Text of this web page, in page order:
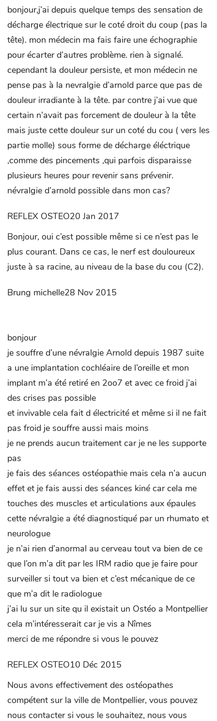
bonjour,j’ai depuis quelque temps des sensation de
décharge électrique sur le coté droit du coup (pas la
tête). mon médecin ma fais faire une échographie
pour écarter d’autres problème. rien à signalé.
cependant la douleur persiste, et mon médecin ne
pense pas à la nevralgie d’arnold parce que pas de
douleur irradiante à la tête. par contre j’ai vue que
certain n’avait pas forcement de douleur à la tête
mais juste cette douleur sur un coté du cou ( vers les
partie molle) sous forme de décharge éléctrique
,comme des pincements ,qui parfois disparaisse
plusieurs heures pour revenir sans prévenir.
névralgie d’arnold possible dans mon cas?
REFLEX OSTEO20 Jan 2017
Bonjour, oui c’est possible même si ce n’est pas le
plus courant. Dans ce cas, le nerf est douloureux
juste à sa racine, au niveau de la base du cou (C2).
Brung michelle28 Nov 2015
bonjour
je souffre d’une névralgie Arnold depuis 1987 suite
a une implantation cochléaire de l’oreille et mon
implant m’a été retiré en 2oo7 et avec ce froid j’ai
des crises pas possible
et invivable cela fait d électricité et même si il ne fait
pas froid je souffre aussi mais moins
je ne prends aucun traitement car je ne les supporte
pas
je fais des séances ostéopathie mais cela n’a aucun
effet et je fais aussi des séances kiné car cela me
touches des muscles et articulations aux épaules
cette névralgie a été diagnostiqué par un rhumato et
neurologue
je n’ai rien d’anormal au cerveau tout va bien de ce
que l’on m’a dit par les IRM radio que je faire pour
surveiller si tout va bien et c’est mécanique de ce
que m’a dit le radiologue
j’ai lu sur un site qu il existait un Ostéo a Montpellier
cela m’intéresserait car je vis a Nîmes
merci de me répondre si vous le pouvez
REFLEX OSTEO10 Déc 2015
Nous avons effectivement des ostéopathes
compétent sur la ville de Montpellier, vous pouvez
nous contacter si vous le souhaitez, nous vous